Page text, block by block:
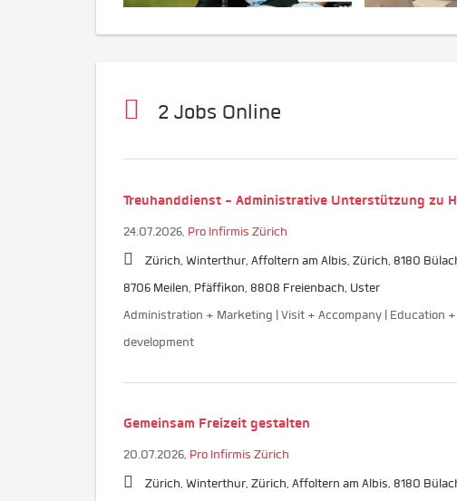
2 Jobs Online
Treuhanddienst - Administrative Unterstützung zu
24.07.2026, Pro Infirmis Zürich
Zürich, Winterthur, Affoltern am Albis, Zürich, 8180
8706 Meilen, Pfäffikon, 8808 Freienbach, Uster
Administration + Marketing | Visit + Accompany | Education
development
Gemeinsam Freizeit gestalten
20.07.2026, Pro Infirmis Zürich
Zürich, Winterthur, Zürich, Affoltern am Albis, 8180